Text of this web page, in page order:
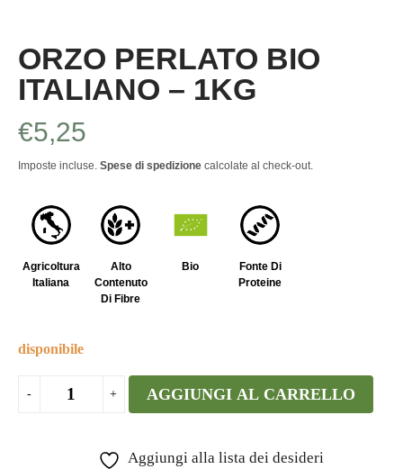
ORZO PERLATO BIO
ITALIANO – 1KG
€5,25
Imposte incluse. Spese di spedizione calcolate al check-out.
Agricoltura
Italiana
Alto
Contenuto
Di Fibre
Bio
Fonte Di
Proteine
disponibile
AGGIUNGI AL CARRELLO
Aggiungi alla lista dei desideri